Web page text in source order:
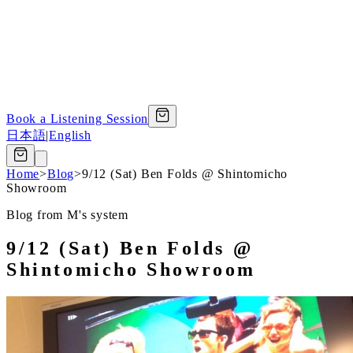
Book a Listening Session
日本語|English
Home>Blog>9/12 (Sat) Ben Folds @ Shintomicho
Showroom
Blog from M's system
9/12 (Sat) Ben Folds @
Shintomicho Showroom